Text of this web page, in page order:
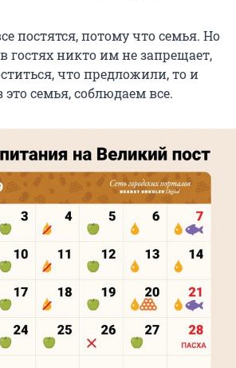
постятся, потому что семья. Но
гостях никто им не запрещает,
что предложили, то и
семья, соблюдаем все.